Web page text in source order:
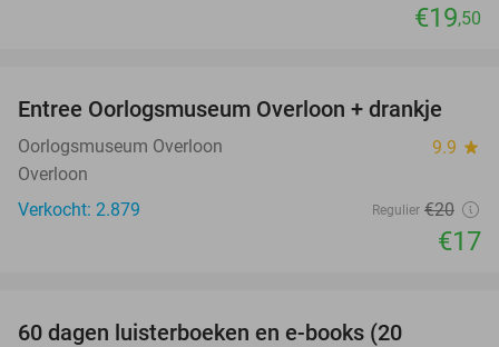
€19,50
15%
Entree Oorlogsmuseum Overloon + drankje
Oorlogsmuseum Overloon 9.9 star
Overloon
Verkocht: 2.879
Regulier €20
€17
60 dagen luisterboeken en e-books (20